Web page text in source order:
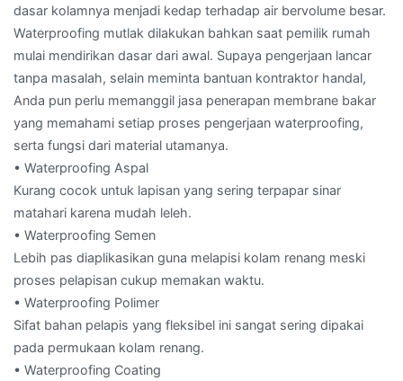
dasar kolamnya menjadi kedap terhadap air bervolume besar.
Waterproofing mutlak dilakukan bahkan saat pemilik rumah
mulai mendirikan dasar dari awal. Supaya pengerjaan lancar
tanpa masalah, selain meminta bantuan kontraktor handal,
Anda pun perlu memanggil jasa penerapan membrane bakar
yang memahami setiap proses pengerjaan waterproofing,
serta fungsi dari material utamanya.
• Waterproofing Aspal
Kurang cocok untuk lapisan yang sering terpapar sinar
matahari karena mudah leleh.
• Waterproofing Semen
Lebih pas diaplikasikan guna melapisi kolam renang meski
proses pelapisan cukup memakan waktu.
• Waterproofing Polimer
Sifat bahan pelapis yang fleksibel ini sangat sering dipakai
pada permukaan kolam renang.
• Waterproofing Coating